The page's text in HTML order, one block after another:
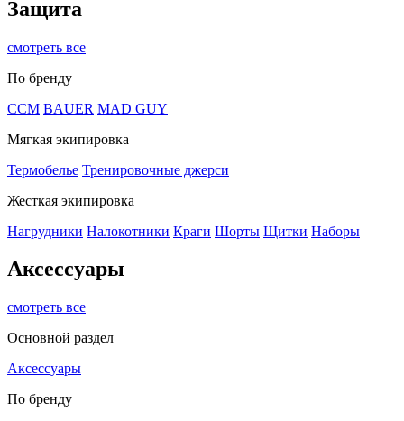
Защита
смотреть все
По бренду
CCM BAUER MAD GUY
Мягкая экипировка
Термобелье Тренировочные джерси
Жесткая экипировка
Нагрудники Налокотники Краги Шорты Щитки Наборы
Аксессуары
смотреть все
Основной раздел
Аксессуары
По бренду